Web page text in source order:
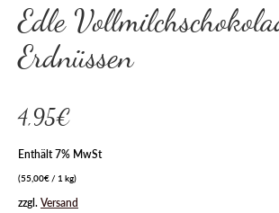
Edle
Erdnüssen
4,95€
Enthält 7% MwSt
(55,00€ / 1 kg)
zzgl. Versand